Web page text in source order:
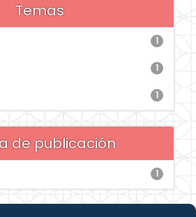
Temas
1
1
1
de publicación
1